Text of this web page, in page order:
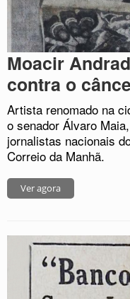
Moacir
contra o
Artista renomado na
o senador Álvaro
jornalistas nacionais
Correio da Manhã.
Ver agora